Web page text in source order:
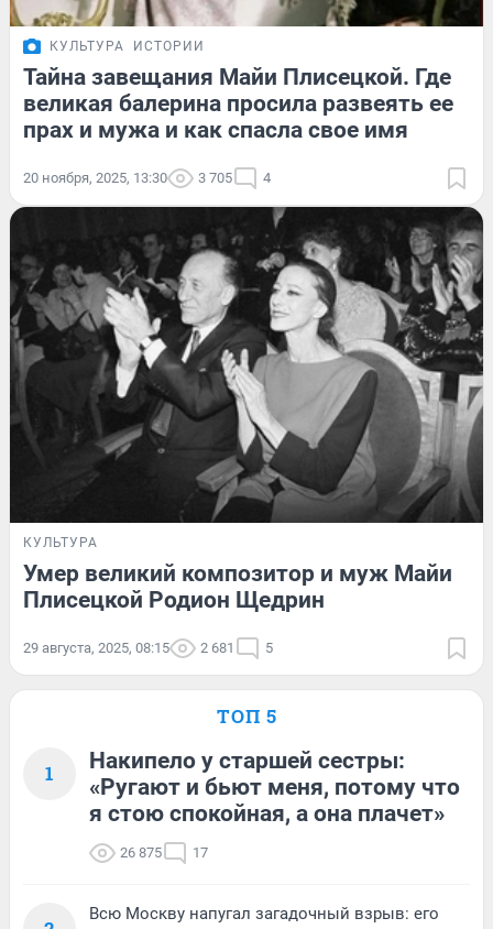
КУЛЬТУРА ИСТОРИИ
Тайна завещания Майи Плисецкой. Где
великая балерина просила развеять ее
прах и мужа и как спасла свое имя
20 ноября, 2025, 13:30 3 705 4
КУЛЬТУРА
Умер великий композитор и муж Майи
Плисецкой Родион Щедрин
29 августа, 2025, 08:15 2 681 5
ТОП 5
1
Накипело у старшей сестры:
«Ругают и бьют меня, потому что
я стою спокойная, а она плачет»
26 875 17
Всю Москву напугал загадочный взрыв: его